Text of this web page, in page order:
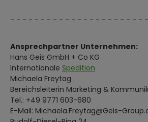
- - - - - - - - - - - - - - - - - - - - - -
Ansprechpartner Unternehmen:
Hans Geis GmbH + Co KG
Internationale Spedition
Michaela Freytag
Bereichsleiterin Marketing &
Tel.: +49 9771 603-680
E-Mail: Michaela.Freytag@Geis-